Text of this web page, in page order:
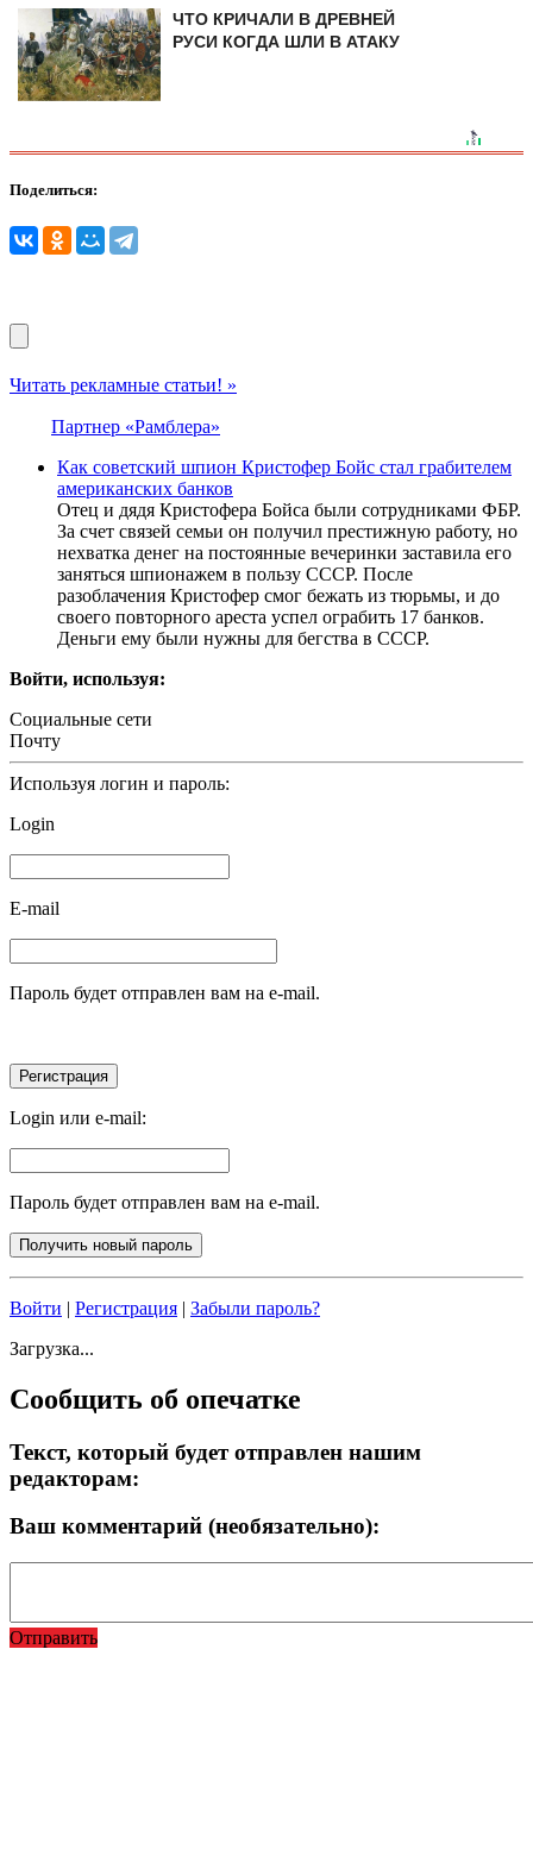
ЧТО КРИЧАЛИ В ДРЕВНЕЙ
РУСИ КОГДА ШЛИ В АТАКУ
Поделиться:
Читать рекламные статьи! »
Партнер «Рамблера»
Как советский шпион Кристофер Бойс стал грабителем
американских банков
Отец и дядя Кристофера Бойса были сотрудниками ФБР.
За счет связей семьи он получил престижную работу, но
нехватка денег на постоянные вечеринки заставила его
заняться шпионажем в пользу СССР. После
разоблачения Кристофер смог бежать из тюрьмы, и до
своего повторного ареста успел ограбить 17 банков.
Деньги ему были нужны для бегства в СССР.
Войти, используя:
Социальные сети
Почту
Используя логин и пароль:
Login
E-mail
Пароль будет отправлен вам на e-mail.
Login или e-mail:
Пароль будет отправлен вам на e-mail.
Войти | Регистрация | Забыли пароль?
Загрузка...
Сообщить об опечатке
Текст, который будет отправлен нашим
редакторам:
Ваш комментарий (необязательно):
Отправить